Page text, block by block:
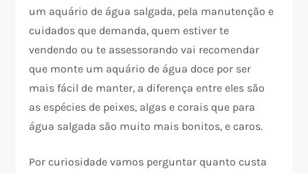
um aquário de água salgada, pela manutenção e
cuidados que demanda, quem estiver te
vendendo ou te assessorando vai recomendar
que monte um aquário de água doce por ser
mais fácil de manter, a diferença entre eles são
as espécies de peixes, algas e corais que para
água salgada são muito mais bonitos, e caros.
Por curiosidade vamos perguntar quanto custa